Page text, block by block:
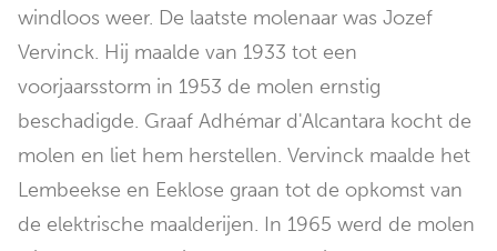
windloos weer. De laatste molenaar was Jozef
Vervinck. Hij maalde van 1933 tot een
voorjaarsstorm in 1953 de molen ernstig
beschadigde. Graaf Adhémar d'Alcantara kocht de
molen en liet hem herstellen. Vervinck maalde het
Lembeekse en Eeklose graan tot de opkomst van
de elektrische maalderijen. In 1965 werd de molen